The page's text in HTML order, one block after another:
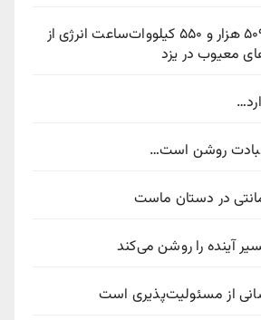
احصا دو میلیون و ۵۰۹ هزار و ۵۵۰ کیلووات‌ساعت انرژی از
معیوب در یزد
روشن است…
در دستان ماست
آینده را روشن می‌کند
از مسئولیت‌پذیری است